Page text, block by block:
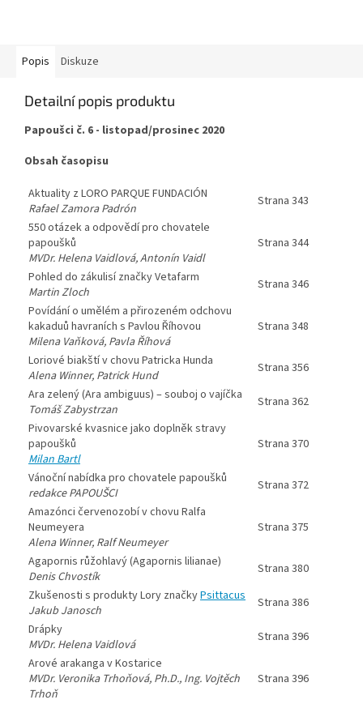
Popis Diskuze
Detailní popis produktu
Papoušci č. 6 - listopad/prosinec 2020
Obsah časopisu
Aktuality z LORO PARQUE FUNDACIÓN
Rafael Zamora Padrón
Strana 343
550 otázek a odpovědí pro chovatele
papoušků
MVDr. Helena Vaidlová, Antonín Vaidl
Strana 344
Pohled do zákulisí značky Vetafarm
Martin Zloch
Strana 346
Povídání o umělém a přirozeném odchovu
kakaduů havraních s Pavlou Říhovou
Milena Vaňková, Pavla Říhová
Strana 348
Loriové biakští v chovu Patricka Hunda
Alena Winner, Patrick Hund
Strana 356
Ara zelený (Ara ambiguus) – souboj o vajíčka
Tomáš Zabystrzan
Strana 362
Pivovarské kvasnice jako doplněk stravy
papoušků
Milan Bartl
Strana 370
Vánoční nabídka pro chovatele papoušků
redakce PAPOUŠCI
Strana 372
Amazónci červenozobí v chovu Ralfa
Neumeyera
Alena Winner, Ralf Neumeyer
Strana 375
Agapornis růžohlavý (Agapornis lilianae)
Denis Chvostík
Strana 380
Zkušenosti s produkty Lory značkyPsittacus
Jakub Janosch
Strana 386
Drápky
MVDr. Helena Vaidlová
Strana 396
Arové arakanga v Kostarice
MVDr. Veronika Trhoňová, Ph.D., Ing. Vojtěch
Trhoň
Strana 396